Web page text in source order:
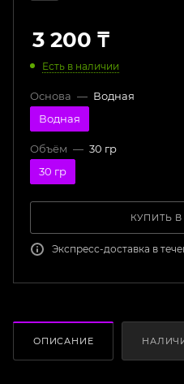
3 200 ₸
Есть в наличии
Основа — Водная
Водная
Объём — 30 гр
30 гр
КУПИТЬ В
Экспресс-доставка в
ОПИСАНИЕ